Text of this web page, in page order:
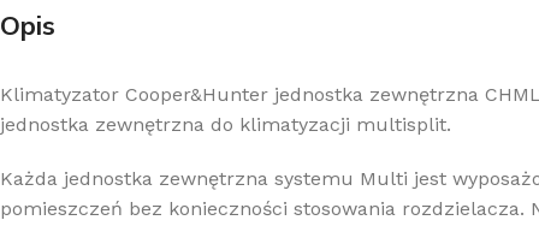
Opis
Klimatyzator Cooper&Hunter jednostka zewnętrzna
jednostka zewnętrzna do klimatyzacji multisplit.
Każda jednostka zewnętrzna systemu Multi jest
pomieszczeń bez konieczności stosowania